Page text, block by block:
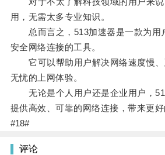
用，无需太多专业知识。
总而言之，513加速器是一款为用
安全网络连接的工具。
它可以帮助用户解决网络速度慢、
无忧的上网体验。
无论是个人用户还是企业用户，
提供高效、可靠的网络连接，带来更好
#18#
评论